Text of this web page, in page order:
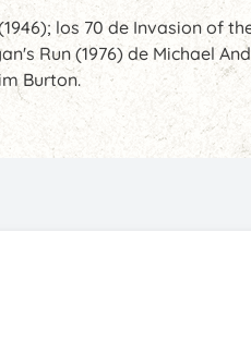
los 70 de Invasion of
Run (1976) de Michael
Burton.